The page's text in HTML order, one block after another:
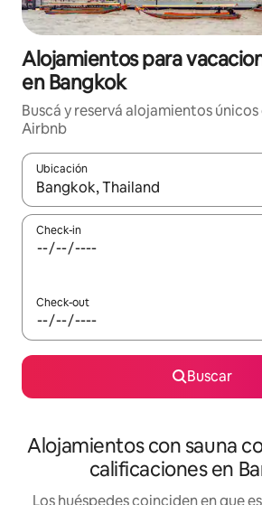
Alojamientos para
en Bangkok
Buscá y reservá alojamientos únicos
Airbnb
Ubicación
Cuando los resultados estén
Check-in
Check-out
Buscar
Alojamientos con sauna
calificaciones en
Los huéspedes coinciden en que